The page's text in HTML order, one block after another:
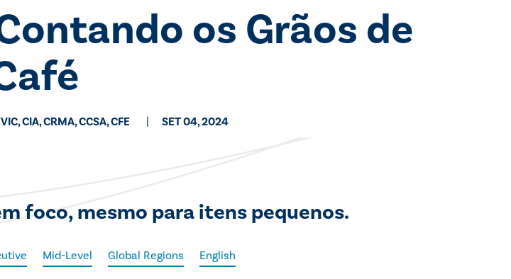
os Grãos de
​CIA, CRMA, CCSA, CFE SET 04, 2024
foco, mesmo para itens pequenos.
Mid-Level Global Regions English